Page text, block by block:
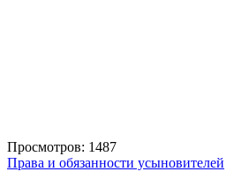
Просмотров: 1487
Права и обязанности усыновителей